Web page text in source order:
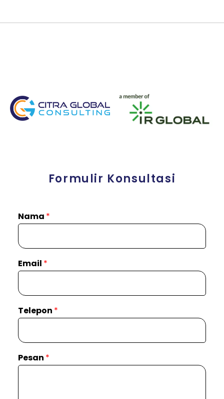
Formulir Konsultasi
Nama *
Email *
Telepon *
Pesan *